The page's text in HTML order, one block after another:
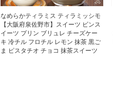
なめらかティラミス ティラミッシモ
【大阪府泉佐野市】スイーツ ビンス
イーツ プリン ブリュレ チーズケー
キ 冷チル フロチル レモン 抹茶 黒ご
ま ピスタチオ チョコ 抹茶スイーツ